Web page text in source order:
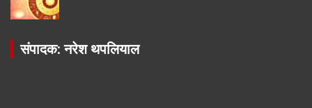
संपादक: नरेश थपलियाल